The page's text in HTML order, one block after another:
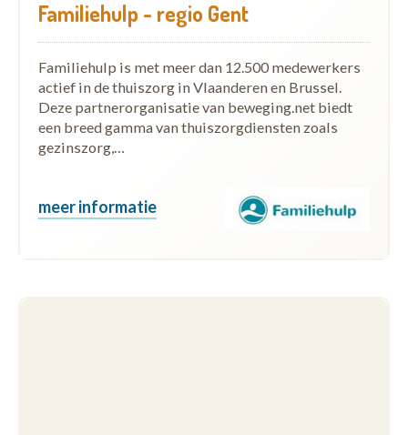
Familiehulp - regio Gent
Familiehulp is met meer dan 12.500 medewerkers
actief in de thuiszorg in Vlaanderen en Brussel.
Deze partnerorganisatie van beweging.net biedt
een breed gamma van thuiszorgdiensten zoals
gezinszorg,…
meer informatie